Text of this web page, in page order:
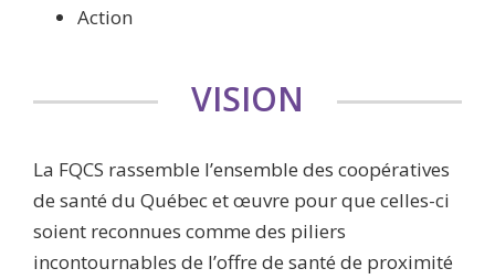
Action
VISION
La FQCS rassemble l’ensemble des coopératives
de santé du Québec et œuvre pour que celles-ci
soient reconnues comme des piliers
incontournables de l’offre de santé de proximité